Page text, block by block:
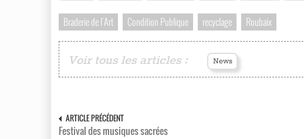
Braderie de l'Art Condition Publique recyclage Roubaix
Voir tous les articles : News
ARTICLE PRÉCÉDENT
Festival des musiques sacrées